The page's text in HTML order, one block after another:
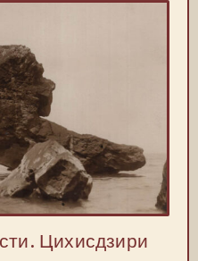
Цихисдзири